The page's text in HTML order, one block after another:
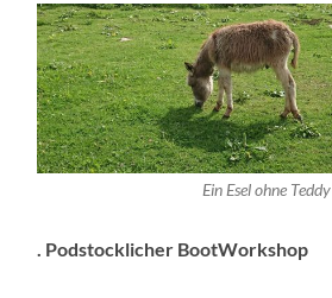
Ein Esel ohne Teddy
. Podstocklicher BootWorkshop